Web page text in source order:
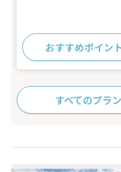
おすすめポイン
すべてのプラ